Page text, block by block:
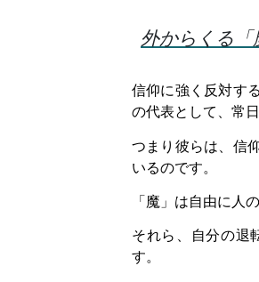
外からくる「
信仰に強く反対す
の代表として、常
つまり彼らは、信
いるのです。
「魔」は自由に人
それら、自分の退
す。